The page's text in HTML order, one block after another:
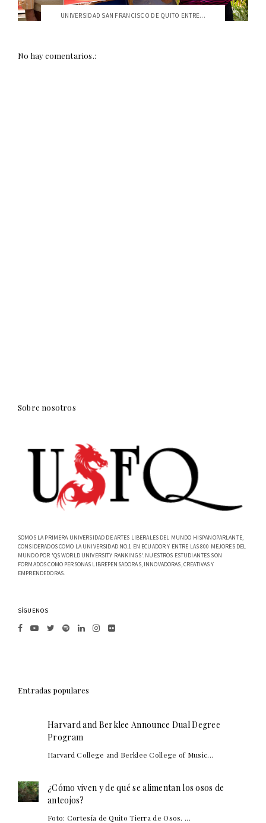
UNIVERSIDAD SAN FRANCISCO DE QUITO ENTRE...
No hay comentarios.:
Sobre nosotros
SOMOS LA PRIMERA UNIVERSIDAD DE ARTES LIBERALES DEL MUNDO HISPANOPARLANTE,
CONSIDERADOS COMO LA UNIVERSIDAD NO.1 EN ECUADOR Y ENTRE LAS 800 MEJORES DEL
MUNDO POR 'QS WORLD UNIVERSITY RANKINGS'. NUESTROS ESTUDIANTES SON
FORMADOS COMO PERSONAS LIBREPENSADORAS, INNOVADORAS, CREATIVAS Y
EMPRENDEDORAS.
SÍGUENOS
Entradas populares
Harvard and Berklee Announce Dual Degree
Program
Harvard College and Berklee College of Music...
¿Cómo viven y de qué se alimentan los osos de
anteojos?
Foto: Cortesía de Quito Tierra de Osos. ...